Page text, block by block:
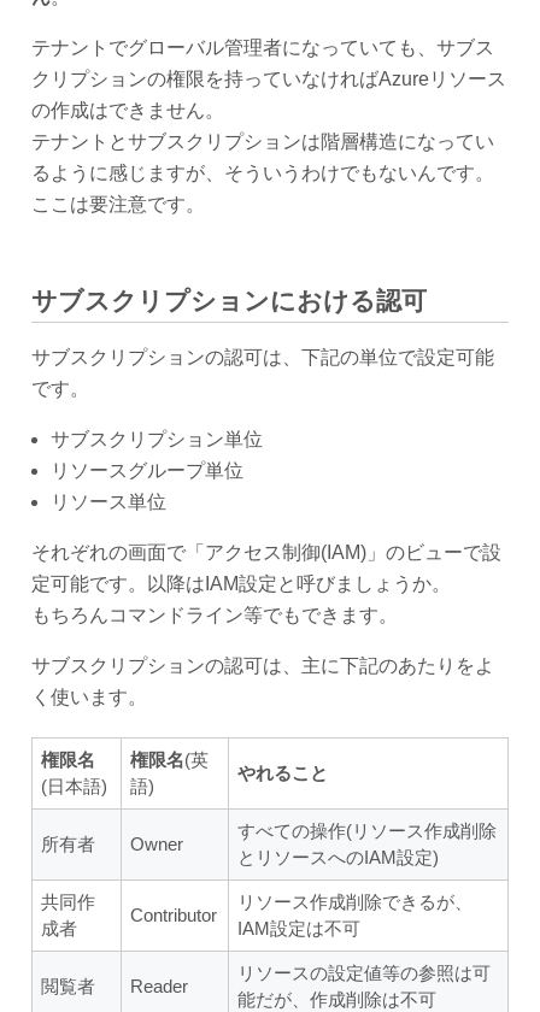
テナントでグローバル管理者になっていても、サブス
クリプションの権限を持っていなければAzureリソース
の作成はできません。
テナントとサブスクリプションは階層構造になってい
るように感じますが、そういうわけでもないんです。
ここは要注意です。
サブスクリプションにおける認可
サブスクリプションの認可は、下記の単位で設定可能
です。
サブスクリプション単位
リソースグループ単位
リソース単位
それぞれの画面で「アクセス制御(IAM)」のビューで設
定可能です。以降はIAM設定と呼びましょうか。
もちろんコマンドライン等でもできます。
サブスクリプションの認可は、主に下記のあたりをよ
く使います。
権限名
(日本語)
権限名(英
語)
やれること
所有者 Owner
すべての操作(リソース作成削除
とリソースへのIAM設定)
共同作
成者
Contributor
リソース作成削除できるが、
IAM設定は不可
閲覧者 Reader
リソースの設定値等の参照は可
能だが、作成削除は不可